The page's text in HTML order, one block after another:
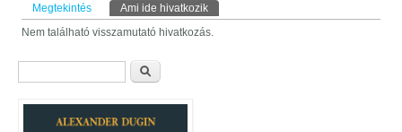
Elsődleges fülek
Megtekintés Ami ide hivatkozik
Nem található visszamutató hivatkozás.
Keresés űrlap